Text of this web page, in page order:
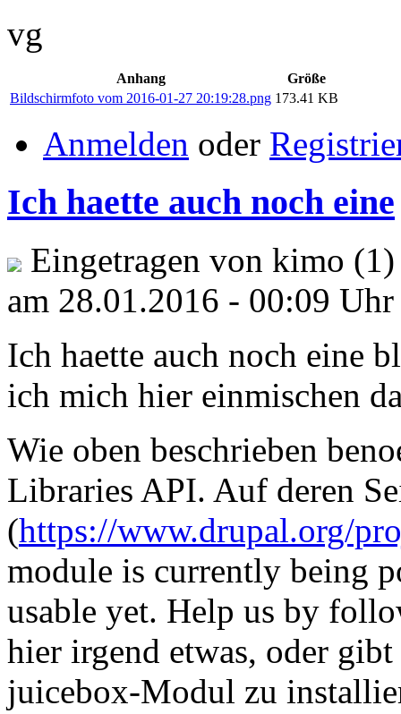
vg
Anhang
Größe
Bildschirmfoto vom 2016-01-27 20:19:28.png 173.41 KB
Anmelden oder
Ich haette auch noch eine
Eingetragen von kimo (1)
am 28.01.2016 - 00:09 Uhr
Ich haette auch noch eine
ich mich hier einmischen
Wie oben beschrieben
Libraries API. Auf deren
(https://www.drupal.org/
module is currently being
usable yet. Help us by
hier irgend etwas, oder gibt
juicebox-Modul zu